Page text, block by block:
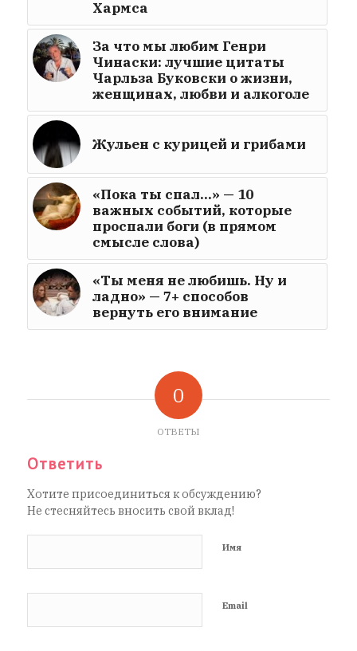
Хармса
За что мы любим Генри
Чинаски: лучшие цитаты
Чарльза Буковски о жизни,
женщинах, любви и алкоголе
Жульен с курицей и грибами
«Пока ты спал…» — 10
важных событий, которые
проспали боги (в прямом
смысле слова)
«Ты меня не любишь. Ну и
ладно» — 7+ способов
вернуть его внимание
0
ОТВЕТЫ
Ответить
Хотите присоединиться к обсуждению?
Не стесняйтесь вносить свой вклад!
Имя
Email